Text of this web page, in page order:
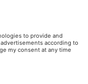
HIER